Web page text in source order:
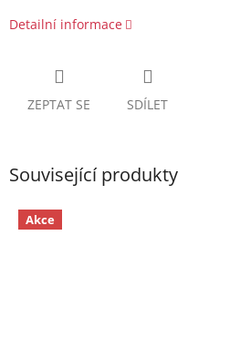
Detailní informace
ZEPTAT SE SDÍLET
Související produkty
Akce